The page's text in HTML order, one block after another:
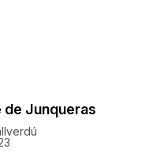
de Junqueras